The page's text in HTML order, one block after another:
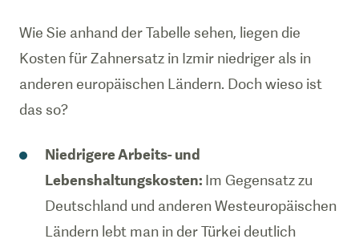
Wie Sie anhand der Tabelle sehen, liegen die
Kosten für Zahnersatz in Izmir niedriger als in
anderen europäischen Ländern. Doch wieso ist
das so?
Niedrigere Arbeits- und
Lebenshaltungskosten: Im Gegensatz zu
Deutschland und anderen Westeuropäischen
Ländern lebt man in der Türkei deutlich